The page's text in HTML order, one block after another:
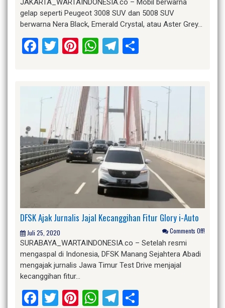
JAKARTA_WARTAINDONESIA.co – Mobil berwarna
gelap seperti Peugeot 3008 SUV dan 5008 SUV
berwarna Nera Black, Emerald Crystal, atau Aster Grey…
Facebook
Twitter
Pinterest
WhatsApp
Telegram
DFSK Ajak Jurnalis Jajal Kecanggihan Fitur Glory i-Auto
Juli 25, 2020 Comments Off!
SURABAYA_WARTAINDONESIA.co – Setelah resmi
mengaspal di Indonesia, DFSK Manang Sejahtera Abadi
mengajak jurnalis Jawa Timur Test Drive menjajal
kecanggihan fitur…
Facebook
Twitter
Pinterest
WhatsApp
Telegram